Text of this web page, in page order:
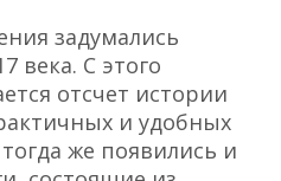
задумались
века. С этого
отсчет истории
и удобных
же появились и